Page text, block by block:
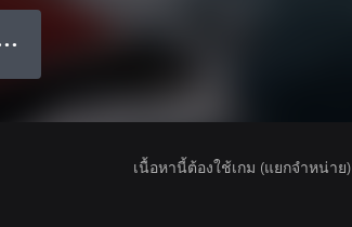
● ●
เนื้อหานี้ต้องใช้เกม (แยกจำหน่าย)